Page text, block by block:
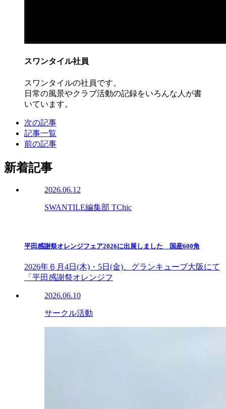
スワンタイル社員
スワンタイルの社員です。
日常の風景やクラブ活動の記録をいろんな人が書
いています。
次の記事
記事一覧
前の記事
新着記事
2026.06.12
SWANTILE編集部 TChic
平田感謝祭オレンジフェア2026に出展しました 国産600角
2026年６月4日(木)・5日(金)、グランキューブ大阪にて
「平田感謝祭オレンジフ
2026.06.10
サークル活動